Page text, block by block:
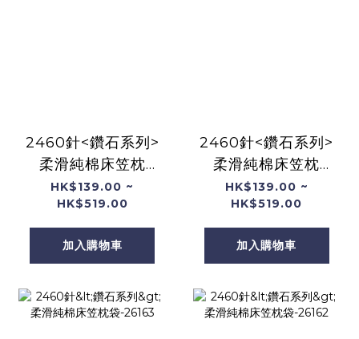
2460針<鑽石系列>
柔滑純棉床笠枕
袋-26165
HK$139.00 ~
HK$519.00
加入購物車
2460針<鑽石系列>
柔滑純棉床笠枕
袋-26164
HK$139.00 ~
HK$519.00
加入購物車